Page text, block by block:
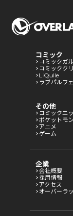
コミック
コミックガ
コミックク
LiQulle
ラブパルフェ
その他
コミックエ
ポケットモ
アニメ
ゲーム
企業
会社概要
採用情報
アクセス
オーバーラ